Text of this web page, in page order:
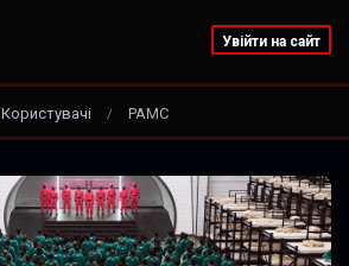
Увійти на сайт
Користувачі / PAMC